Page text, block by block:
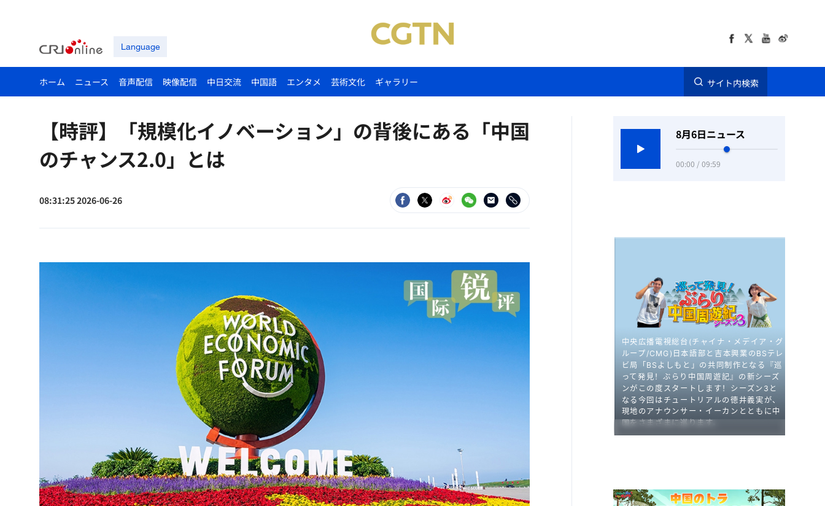
Language
ホーム ニュース 音声配信 映像配信 中日交流 中国語 エンタメ 芸術文化 ギャラリー サイト内検索
【時評】「規模化イノベーション」の背後にある「中国
のチャンス2.0」とは
08:31:25 2026-06-26
8月6日ニュース
00:00 / 09:59